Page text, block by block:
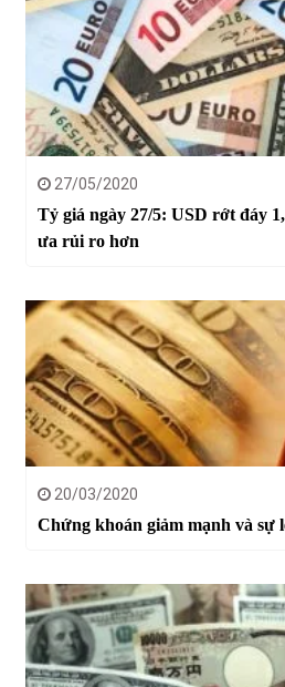
27/05/2020
Tỷ giá ngày 27/5: USD rớt đáy
ưa rủi ro hơn
20/03/2020
Chứng khoán giảm mạnh và sự